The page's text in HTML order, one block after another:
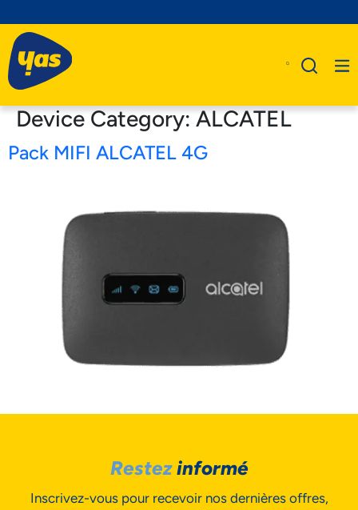
Produits
Device Category:ALCATEL
Pack MIFI ALCATEL 4G
Restezinformé
Inscrivez-vous pour recevoir nos dernières offres,